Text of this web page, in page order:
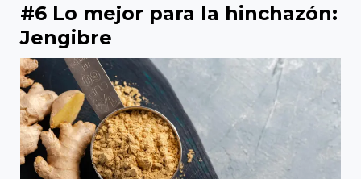
#6 Lo mejor para la hinchazón:
Jengibre